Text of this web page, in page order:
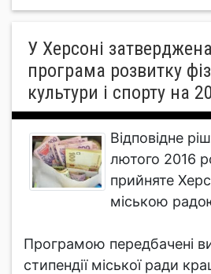
У Херсоні
програма розвитку
культури і спорту на
Відповідне
лютого 2016
прийняте
міською
Програмою передбачені
стипендії міської ради